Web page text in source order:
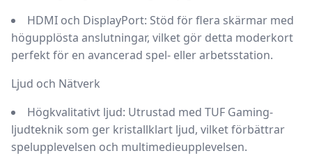
HDMI och DisplayPort: Stöd för flera skärmar med
högupplösta anslutningar, vilket gör detta moderkort
perfekt för en avancerad spel- eller arbetsstation.
Ljud och Nätverk
Högkvalitativt ljud: Utrustad med TUF Gaming-
ljudteknik som ger kristallklart ljud, vilket förbättrar
spelupplevelsen och multimedieupplevelsen.